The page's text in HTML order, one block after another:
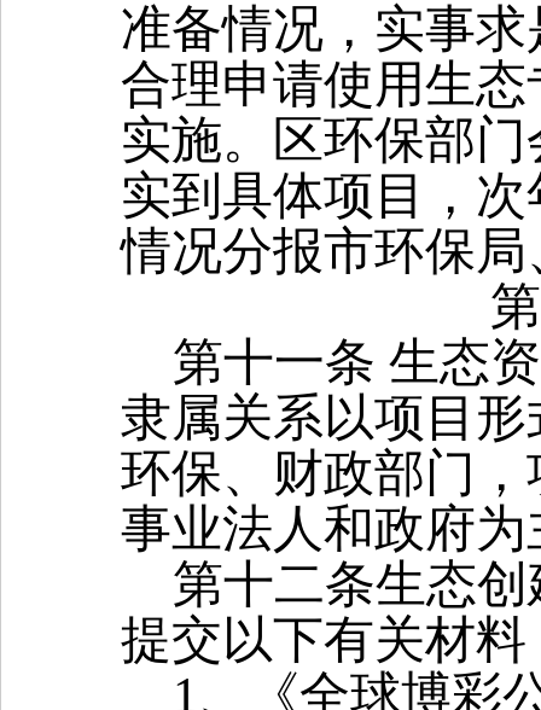
准备情况，实事
合理申请使用生
实施。区环保部
实到具体项目，
情况分报市环保
第十一条 生态
隶属关系以项目
环保、财政部门
事业法人和政府
第十二条生态
提交以下有关材料
1、《全球博彩